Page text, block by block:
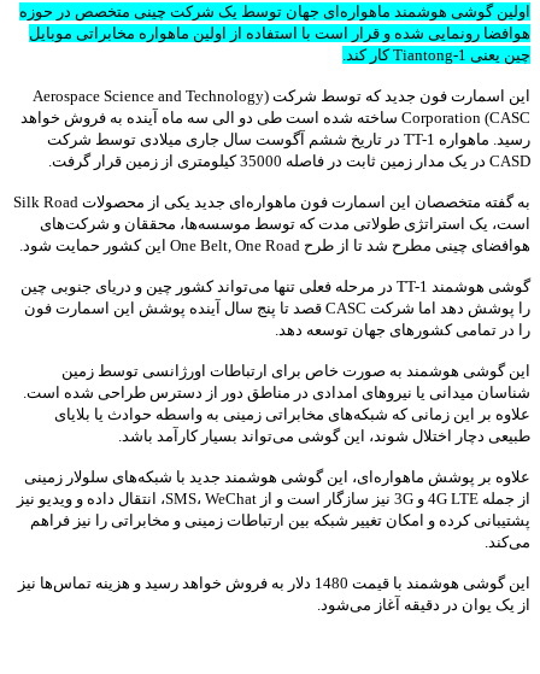
اولین گوشی هوشمند ماهواره‌ای جهان توسط یک شرکت چینی متخصص در حوزه
هوافضا رونمایی شده و قرار است با استفاده از اولین ماهواره مخابراتی موبایل
چین یعنی Tiantong-1 کار کند.
این اسمارت فون جدید که توسط شرکت (Aerospace Science and Technology
Corporation (CASC ساخته شده است طی دو الی سه ماه آینده به فروش خواهد
رسید. ماهواره TT-1 در تاریخ ششم آگوست سال جاری میلادی توسط شرکت
CASD در یک مدار زمین ثابت در فاصله 35000 کیلومتری از زمین قرار گرفت.
به گفته متخصصان این اسمارت فون ماهواره‌ای جدید یکی از محصولات Silk Road
است، یک استراتژی طولاتی مدت که توسط موسسه‌ها، محققان و شرکت‌های
هوافضای چینی مطرح شد تا از طرح One Belt, One Road این کشور حمایت شود.
گوشی هوشمند TT-1 در مرحله فعلی تنها می‌تواند کشور چین و دریای جنوبی چین
را پوشش دهد اما شرکت CASC قصد تا پنج سال آینده پوشش این اسمارت فون
را در تمامی کشورهای جهان توسعه دهد.
این گوشی هوشمند به صورت خاص برای ارتباطات اورژانسی توسط زمین
شناسان میدانی یا نیروهای امدادی در مناطق دور از دسترس طراحی شده است.
علاوه بر این زمانی که شبکه‌های مخابراتی زمینی به واسطه حوادث یا بلایای
طبیعی دچار اختلال شوند، این گوشی می‌تواند بسیار کارآمد باشد.
علاوه بر پوشش ماهواره‌ای، این گوشی هوشمند جدید با شبکه‌های سلولار زمینی
از جمله 4G LTE و 3G نیز سازگار است و از SMS، WeChat، انتقال داده و ویدیو نیز
پشتیبانی کرده و امکان تغییر شبکه بین ارتباطات زمینی و مخابراتی را نیز فراهم
می‌کند.
این گوشی هوشمند با قیمت 1480 دلار به فروش خواهد رسید و هزینه تماس‌ها نیز
از یک یوان در دقیقه آغاز می‌شود.